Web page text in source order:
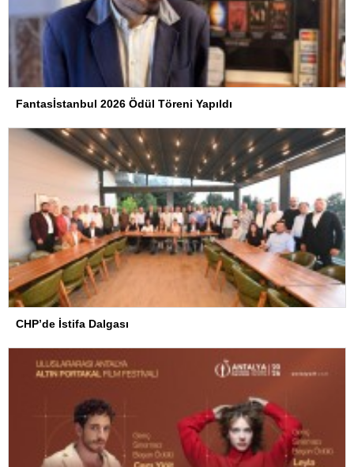
Fantasİstanbul 2026 Ödül Töreni Yapıldı
CHP’de İstifa Dalgası